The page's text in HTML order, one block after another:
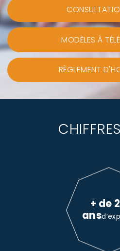
MODÈLES À
RÈGLEMENT
+ de
ans